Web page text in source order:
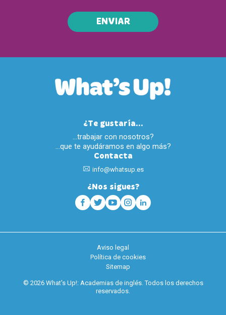
ENVIAR
¿Te gustaría...
…trabajar con nosotros?
…que te ayudáramos en algo más?
Contacta
info@whatsup.es
¿Nos sigues?
Aviso legal
Política de cookies
Sitemap
© 2026 What's Up!: Academias de inglés. Todos los derechos
reservados.